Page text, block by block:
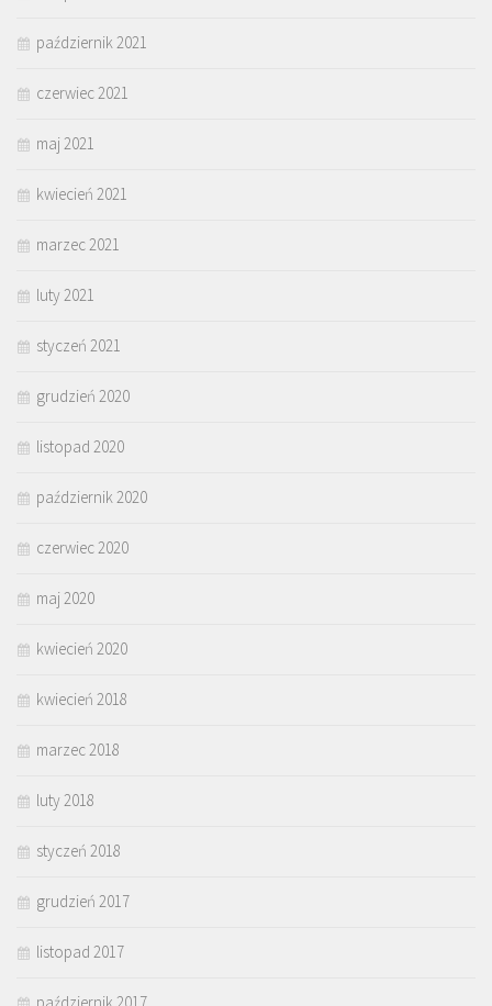
październik 2021
czerwiec 2021
maj 2021
kwiecień 2021
marzec 2021
luty 2021
styczeń 2021
grudzień 2020
listopad 2020
październik 2020
czerwiec 2020
maj 2020
kwiecień 2020
kwiecień 2018
marzec 2018
luty 2018
styczeń 2018
grudzień 2017
listopad 2017